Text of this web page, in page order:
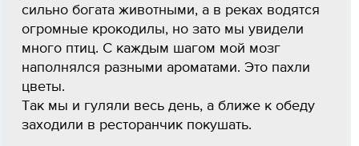
сильно богата животными, а в реках водятся
огромные крокодилы, но зато мы увидели
много птиц. С каждым шагом мой мозг
наполнялся разными ароматами. Это пахли
цветы.
Так мы и гуляли весь день, а ближе к обеду
заходили в ресторанчик покушать.